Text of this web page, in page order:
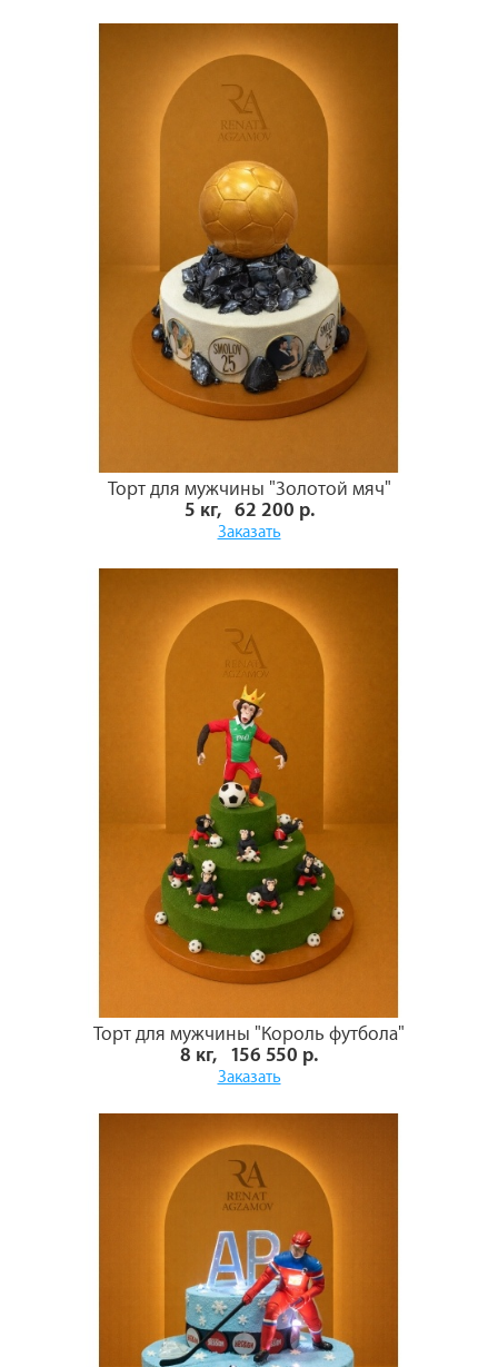
Торт для мужчины "Золотой мяч"
5 кг, 62 200 р.
Заказать
Торт для мужчины "Король футбола"
8 кг, 156 550 р.
Заказать